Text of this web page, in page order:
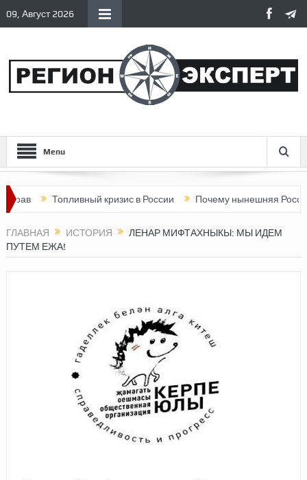
09, Август 2026
Menu
кризис в России Почему нынешняя Россия стала
ГЛАВНАЯ ИСТОРИЯ
ЛЕНАР МИФТАХНЫКЫ: МЫ ИДЕМ
ПУТЕМ ЕЖА!